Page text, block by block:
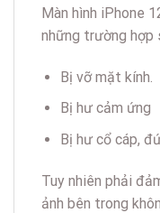
Màn hình iPhone
những trường hợp
Bị vỡ mặt kính.
Bị hư cảm ứng
Bị hư cổ cáp,
Tuy nhiên phải
ảnh bên trong